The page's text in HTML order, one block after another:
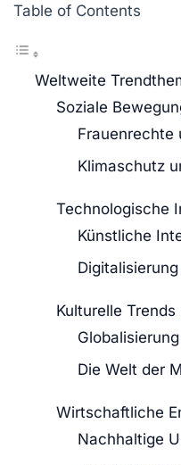
Table of Contents
Weltweite
Soziale
Frauenrechte
Klimaschutz
Technologische
Künstliche
Kulturelle
Die Welt der
Wirtschaftliche
Nachhaltige